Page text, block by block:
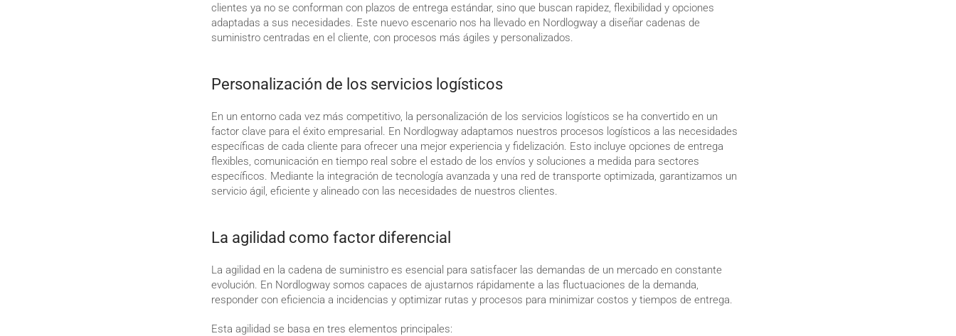
clientes ya no se conforman con plazos de entrega estándar, sino que buscan rapidez, flexibilidad y opciones
adaptadas a sus necesidades. Este nuevo escenario nos ha llevado en Nordlogway a diseñar cadenas de
suministro centradas en el cliente, con procesos más ágiles y personalizados.
Personalización de los servicios logísticos
En un entorno cada vez más competitivo, la personalización de los servicios logísticos se ha convertido en un
factor clave para el éxito empresarial. En Nordlogway adaptamos nuestros procesos logísticos a las necesidades
específicas de cada cliente para ofrecer una mejor experiencia y fidelización. Esto incluye opciones de entrega
flexibles, comunicación en tiempo real sobre el estado de los envíos y soluciones a medida para sectores
específicos. Mediante la integración de tecnología avanzada y una red de transporte optimizada, garantizamos un
servicio ágil, eficiente y alineado con las necesidades de nuestros clientes.
La agilidad como factor diferencial
La agilidad en la cadena de suministro es esencial para satisfacer las demandas de un mercado en constante
evolución. En Nordlogway somos capaces de ajustarnos rápidamente a las fluctuaciones de la demanda,
responder con eficiencia a incidencias y optimizar rutas y procesos para minimizar costos y tiempos de entrega.
Esta agilidad se basa en tres elementos principales: